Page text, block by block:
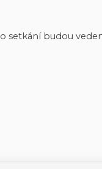
setkání budou